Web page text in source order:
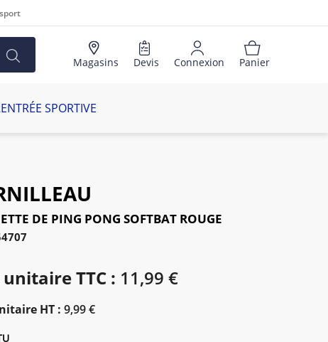
Magasins Devis Connexion Panier
SPORTIVE
DE PING PONG SOFTBAT ROUGE
TTC : 11,99 €
HT : 9,99 €